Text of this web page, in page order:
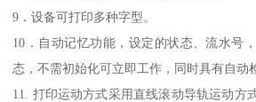
9．设备可打印多种字型。
10．自动记忆功能，设定的状态、流水号
态，不需初始化可立即工作，同时具有自动
11. 打印运动方式采用直线滚动导轨运动方